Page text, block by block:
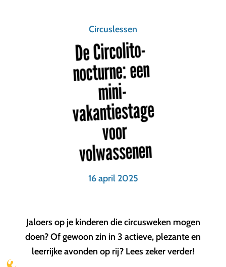
Circuslessen
De Circolito-
nocturne: een
mini-
vakantiestage
voor
volwassenen
16 april 2025
Jaloers op je kinderen die circusweken mogen
doen? Of gewoon zin in 3 actieve, plezante en
leerrijke avonden op rij? Lees zeker verder!